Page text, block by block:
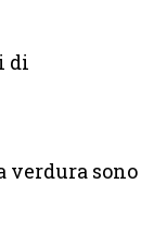
di
verdura sono